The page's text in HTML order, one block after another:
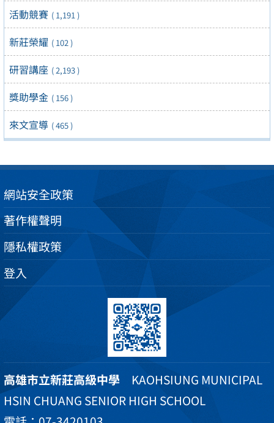
活動競賽 ( 1,191 )
新莊榮耀 ( 102 )
研習講座 ( 2,193 )
獎助學金 ( 156 )
來文宣導 ( 465 )
網站安全政策
著作權聲明
隱私權政策
登入
高雄市立新莊高級中學 KAOHSIUNG MUNICIPAL
HSIN CHUANG SENIOR HIGH SCHOOL